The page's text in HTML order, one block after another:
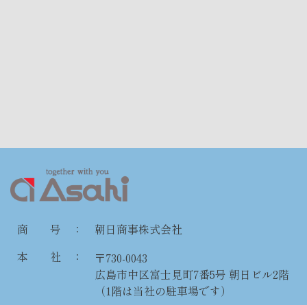
商 号 ：
朝日商事株式会社
本 社 ：
〒730-0043
広島市中区富士見町7番5号 朝日ビル2階
（1階は当社の駐車場です）